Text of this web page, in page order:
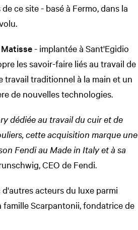
ce site - basé à Fermo, dans la
- implantée à Sant'Egidio
les savoir-faire liés au travail de
travail traditionnel à la main et un
de nouvelles technologies.
dédiée au travail du cuir et de
cette acquisition marque une
Fendi au Made in Italy et à sa
CEO de Fendi.
acteurs du luxe parmi
famille Scarpantonii, fondatrice de